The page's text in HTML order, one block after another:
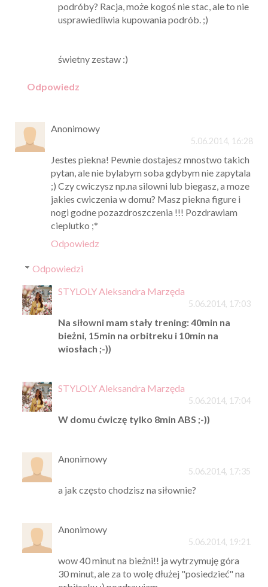
podróby? Racja, może kogoś nie stac, ale to nie
usprawiedliwia kupowania podrób. ;)
świetny zestaw :)
Odpowiedz
Anonimowy
5.06.2014, 16:28
Jestes piekna! Pewnie dostajesz mnostwo takich
pytan, ale nie bylabym soba gdybym nie zapytala
;) Czy cwiczysz np.na silowni lub biegasz, a moze
jakies cwiczenia w domu? Masz piekna figure i
nogi godne pozazdroszczenia !!! Pozdrawiam
cieplutko ;*
Odpowiedz
Odpowiedzi
STYLOLY Aleksandra Marzęda
5.06.2014, 17:03
Na siłowni mam stały trening: 40min na
bieżni, 15min na orbitreku i 10min na
wiosłach ;-))
STYLOLY Aleksandra Marzęda
5.06.2014, 17:04
W domu ćwiczę tylko 8min ABS ;-))
Anonimowy
5.06.2014, 17:35
a jak często chodzisz na siłownie?
Anonimowy
5.06.2014, 19:21
wow 40 minut na bieżni!! ja wytrzymuję góra
30 minut, ale za to wolę dłużej "posiedzieć" na